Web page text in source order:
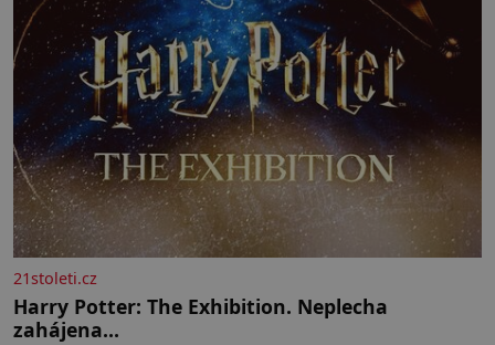
21stoleti.cz
Harry Potter: The Exhibition. Neplecha
zahájena…